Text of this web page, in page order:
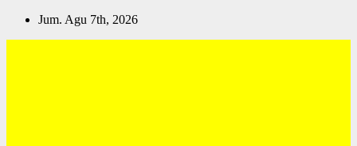
Skip
Jum. Agu 7th, 2026